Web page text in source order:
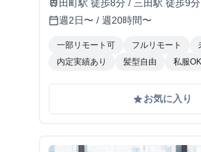
train 田町駅 徒歩8分 / 三田駅 徒歩9分
calendar_today週2日〜 / 週20時間〜
一部リモート可 フルリモート
内定実績あり
髪型自由 私服OK
gradeお気に入り